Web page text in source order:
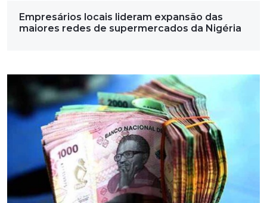
Empresários locais lideram expansão das
maiores redes de supermercados da Nigéria